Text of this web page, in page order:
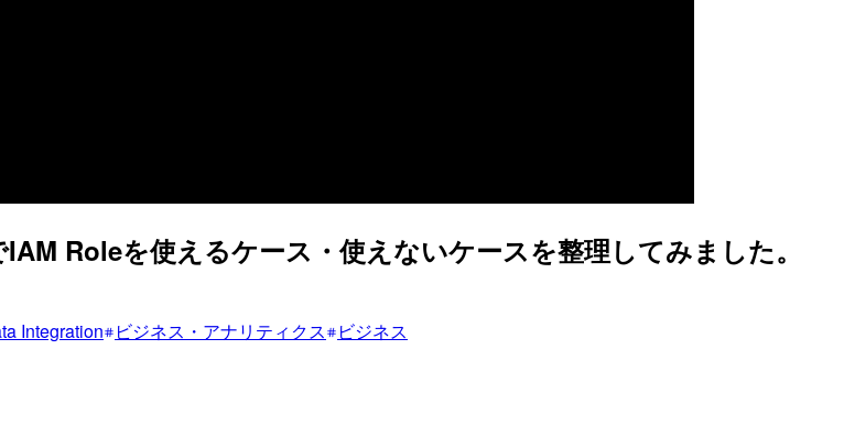
Roleを使えるケース・使えないケースを整理してみました。
Integration ビジネス・アナリティクス
ビジネス